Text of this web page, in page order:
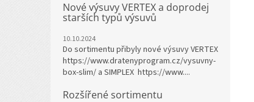
Nové výsuvy VERTEX a doprodej
starších typů výsuvů
10.10.2024
Do sortimentu přibyly nové výsuvy VERTEX
https://www.dratenyprogram.cz/vysuvny-
box-slim/ a SIMPLEX https://www....
Rozšířené sortimentu